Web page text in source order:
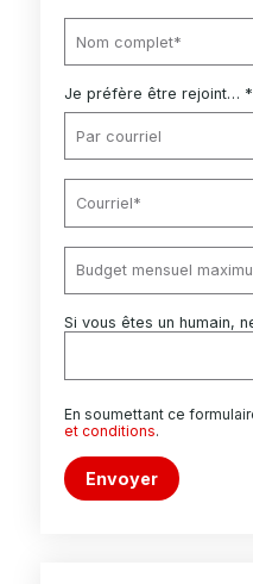
Je préfère être rejoint… *
Si vous êtes un humain,
En soumettant ce
et conditions.
Envoyer